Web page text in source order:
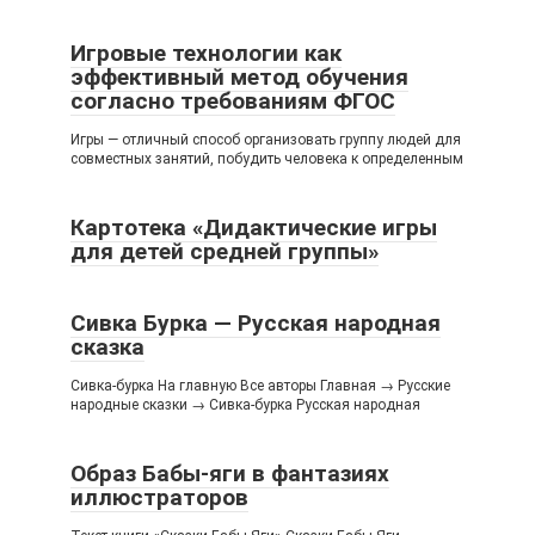
Игровые технологии как
эффективный метод обучения
согласно требованиям ФГОС
Игры — отличный способ организовать группу людей для
совместных занятий, побудить человека к определенным
Картотека «Дидактические игры
для детей средней группы»
Сивка Бурка — Русская народная
сказка
Сивка-бурка На главную Все авторы Главная → Русские
народные сказки → Сивка-бурка Русская народная
Образ Бабы-яги в фантазиях
иллюстраторов